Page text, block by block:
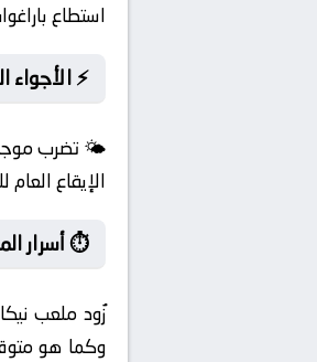
استطاع
⚡ الأجواء
🌤️ تضرب موجات
الإيقاع
⏱️ أسرار
زُود ملعب
وكما هو